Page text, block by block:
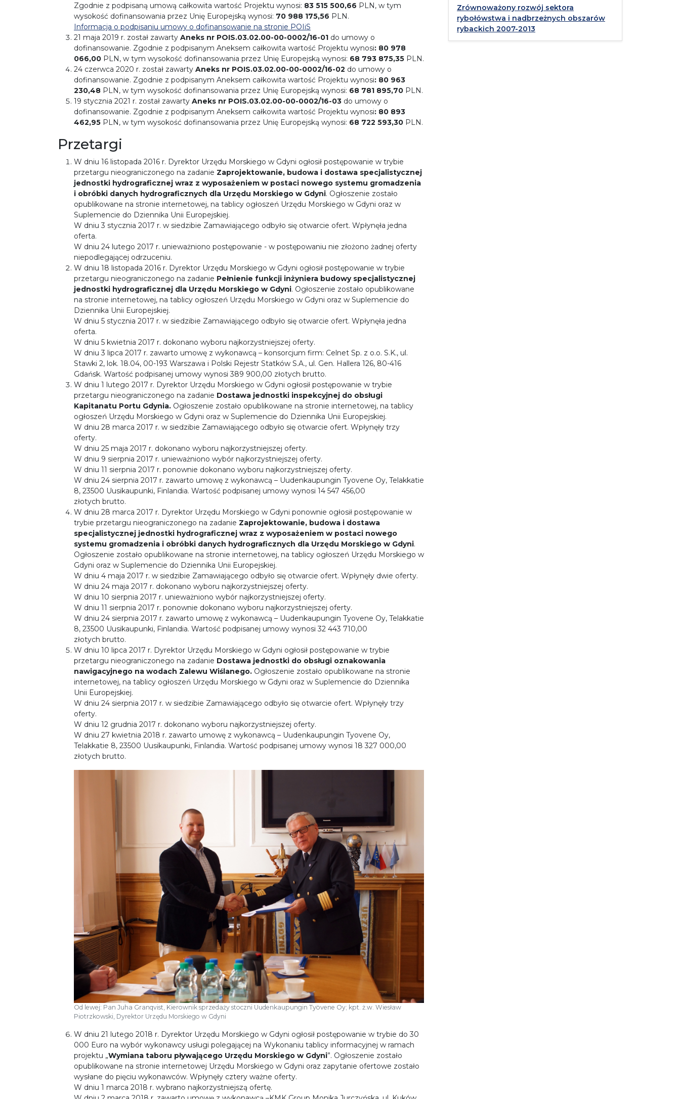
Zgodnie z podpisaną umową całkowita wartość Projektu wynosi: 83 515 500,66 PLN, w tym
wysokość dofinansowania przez Unię Europejską wynosi: 70 988 175,56 PLN.
Informacja o podpisaniu umowy o dofinansowanie na stronie POIiS
21 maja 2019 r. został zawarty Aneks nr POIS.03.02.00-00-0002/16-01 do umowy o
dofinansowanie. Zgodnie z podpisanym Aneksem całkowita wartość Projektu wynosi: 80 978
066,00 PLN, w tym wysokość dofinansowania przez Unię Europejską wynosi: 68 793 875,35 PLN.
24 czerwca 2020 r. został zawarty Aneks nr POIS.03.02.00-00-0002/16-02 do umowy o
dofinansowanie. Zgodnie z podpisanym Aneksem całkowita wartość Projektu wynosi: 80 963
230,48 PLN, w tym wysokość dofinansowania przez Unię Europejską wynosi: 68 781 895,70 PLN.
19 stycznia 2021 r. został zawarty Aneks nr POIS.03.02.00-00-0002/16-03 do umowy o
dofinansowanie. Zgodnie z podpisanym Aneksem całkowita wartość Projektu wynosi: 80 893
462,95 PLN, w tym wysokość dofinansowania przez Unię Europejską wynosi: 68 722 593,30 PLN.
Przetargi
W dniu 16 listopada 2016 r. Dyrektor Urzędu Morskiego w Gdyni ogłosił postępowanie w trybie
przetargu nieograniczonego na zadanie Zaprojektowanie, budowa i dostawa specjalistycznej
jednostki hydrograficznej wraz z wyposażeniem w postaci nowego systemu gromadzenia
i obróbki danych hydrograficznych dla Urzędu Morskiego w Gdyni. Ogłoszenie zostało
opublikowane na stronie internetowej, na tablicy ogłoszeń Urzędu Morskiego w Gdyni oraz w
Suplemencie do Dziennika Unii Europejskiej.
W dniu 3 stycznia 2017 r. w siedzibie Zamawiającego odbyło się otwarcie ofert. Wpłynęła jedna
oferta.
W dniu 24 lutego 2017 r. unieważniono postępowanie - w postępowaniu nie złożono żadnej oferty
niepodlegającej odrzuceniu.
W dniu 18 listopada 2016 r. Dyrektor Urzędu Morskiego w Gdyni ogłosił postępowanie w trybie
przetargu nieograniczonego na zadanie Pełnienie funkcji inżyniera budowy specjalistycznej
jednostki hydrograficznej dla Urzędu Morskiego w Gdyni. Ogłoszenie zostało opublikowane
na stronie internetowej, na tablicy ogłoszeń Urzędu Morskiego w Gdyni oraz w Suplemencie do
Dziennika Unii Europejskiej.
W dniu 5 stycznia 2017 r. w siedzibie Zamawiającego odbyło się otwarcie ofert. Wpłynęła jedna
oferta.
W dniu 5 kwietnia 2017 r. dokonano wyboru najkorzystniejszej oferty.
W dniu 3 lipca 2017 r. zawarto umowę z wykonawcą – konsorcjum firm: Celnet Sp. z o.o. S.K., ul.
Stawki 2, lok. 18.04, 00-193 Warszawa i Polski Rejestr Statków S.A., ul. Gen. Hallera 126, 80-416
Gdańsk. Wartość podpisanej umowy wynosi 389 900,00 złotych brutto.
W dniu 1 lutego 2017 r. Dyrektor Urzędu Morskiego w Gdyni ogłosił postępowanie w trybie
przetargu nieograniczonego na zadanie Dostawa jednostki inspekcyjnej do obsługi
Kapitanatu Portu Gdynia. Ogłoszenie zostało opublikowane na stronie internetowej, na tablicy
ogłoszeń Urzędu Morskiego w Gdyni oraz w Suplemencie do Dziennika Unii Europejskiej.
W dniu 28 marca 2017 r. w siedzibie Zamawiającego odbyło się otwarcie ofert. Wpłynęły trzy
oferty.
W dniu 25 maja 2017 r. dokonano wyboru najkorzystniejszej oferty.
W dniu 9 sierpnia 2017 r. unieważniono wybór najkorzystniejszej oferty.
W dniu 11 sierpnia 2017 r. ponownie dokonano wyboru najkorzystniejszej oferty.
W dniu 24 sierpnia 2017 r. zawarto umowę z wykonawcą – Uudenkaupungin Tyovene Oy, Telakkatie
8, 23500 Uusikaupunki, Finlandia. Wartość podpisanej umowy wynosi 14 547 456,00
złotych brutto.
W dniu 28 marca 2017 r. Dyrektor Urzędu Morskiego w Gdyni ponownie ogłosił postępowanie w
trybie przetargu nieograniczonego na zadanie Zaprojektowanie, budowa i dostawa
specjalistycznej jednostki hydrograficznej wraz z wyposażeniem w postaci nowego
systemu gromadzenia i obróbki danych hydrograficznych dla Urzędu Morskiego w Gdyni.
Ogłoszenie zostało opublikowane na stronie internetowej, na tablicy ogłoszeń Urzędu Morskiego w
Gdyni oraz w Suplemencie do Dziennika Unii Europejskiej.
W dniu 4 maja 2017 r. w siedzibie Zamawiającego odbyło się otwarcie ofert. Wpłynęły dwie oferty.
W dniu 24 maja 2017 r. dokonano wyboru najkorzystniejszej oferty.
W dniu 10 sierpnia 2017 r. unieważniono wybór najkorzystniejszej oferty.
W dniu 11 sierpnia 2017 r. ponownie dokonano wyboru najkorzystniejszej oferty.
W dniu 24 sierpnia 2017 r. zawarto umowę z wykonawcą – Uudenkaupungin Tyovene Oy, Telakkatie
8, 23500 Uusikaupunki, Finlandia. Wartość podpisanej umowy wynosi 32 443 710,00
złotych brutto.
W dniu 10 lipca 2017 r. Dyrektor Urzędu Morskiego w Gdyni ogłosił postępowanie w trybie
przetargu nieograniczonego na zadanie Dostawa jednostki do obsługi oznakowania
nawigacyjnego na wodach Zalewu Wiślanego. Ogłoszenie zostało opublikowane na stronie
internetowej, na tablicy ogłoszeń Urzędu Morskiego w Gdyni oraz w Suplemencie do Dziennika
Unii Europejskiej.
W dniu 24 sierpnia 2017 r. w siedzibie Zamawiającego odbyło się otwarcie ofert. Wpłynęły trzy
oferty.
W dniu 12 grudnia 2017 r. dokonano wyboru najkorzystniejszej oferty.
W dniu 27 kwietnia 2018 r. zawarto umowę z wykonawcą – Uudenkaupungin Tyovene Oy,
Telakkatie 8, 23500 Uusikaupunki, Finlandia. Wartość podpisanej umowy wynosi 18 327 000,00
złotych brutto.
Od lewej: Pan Juha Granqvist, Kierownik sprzedaży stoczni Uudenkaupungin Työvene Oy; kpt. ż.w. Wiesław
Piotrzkowski, Dyrektor Urzędu Morskiego w Gdyni
W dniu 21 lutego 2018 r. Dyrektor Urzędu Morskiego w Gdyni ogłosił postępowanie w trybie do 30
000 Euro na wybór wykonawcy usługi polegającej na Wykonaniu tablicy informacyjnej w ramach
projektu „Wymiana taboru pływającego Urzędu Morskiego w Gdyni”. Ogłoszenie zostało
opublikowane na stronie internetowej Urzędu Morskiego w Gdyni oraz zapytanie ofertowe zostało
wysłane do pięciu wykonawców. Wpłynęły cztery ważne oferty.
W dniu 1 marca 2018 r. wybrano najkorzystniejszą ofertę.
Zrównoważony rozwój sektora
rybołówstwa i nadbrzeżnych obszarów
rybackich 2007-2013